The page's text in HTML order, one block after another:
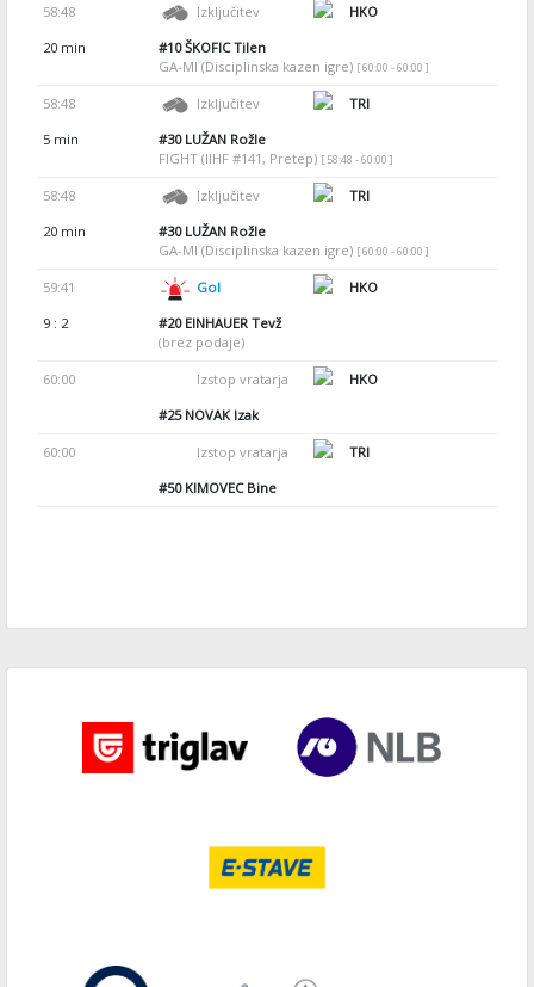
58:48 Izključitev
HKO
20 min
#10ŠKOFIC Tilen
GA-MI (Disciplinska kazen igre) [ 60:00 - 60:00 ]
58:48 Izključitev
TRI
5 min
#30LUŽAN Rožle
FIGHT (IIHF #141, Pretep) [ 58:48 - 60:00 ]
58:48 Izključitev
TRI
20 min
#30LUŽAN Rožle
GA-MI (Disciplinska kazen igre) [ 60:00 - 60:00 ]
59:41 Gol
HKO
9 : 2
#20EINHAUER Tevž
(brez podaje)
60:00 Izstop vratarja
HKO
#25NOVAK Izak
60:00 Izstop vratarja
TRI
#50KIMOVEC Bine